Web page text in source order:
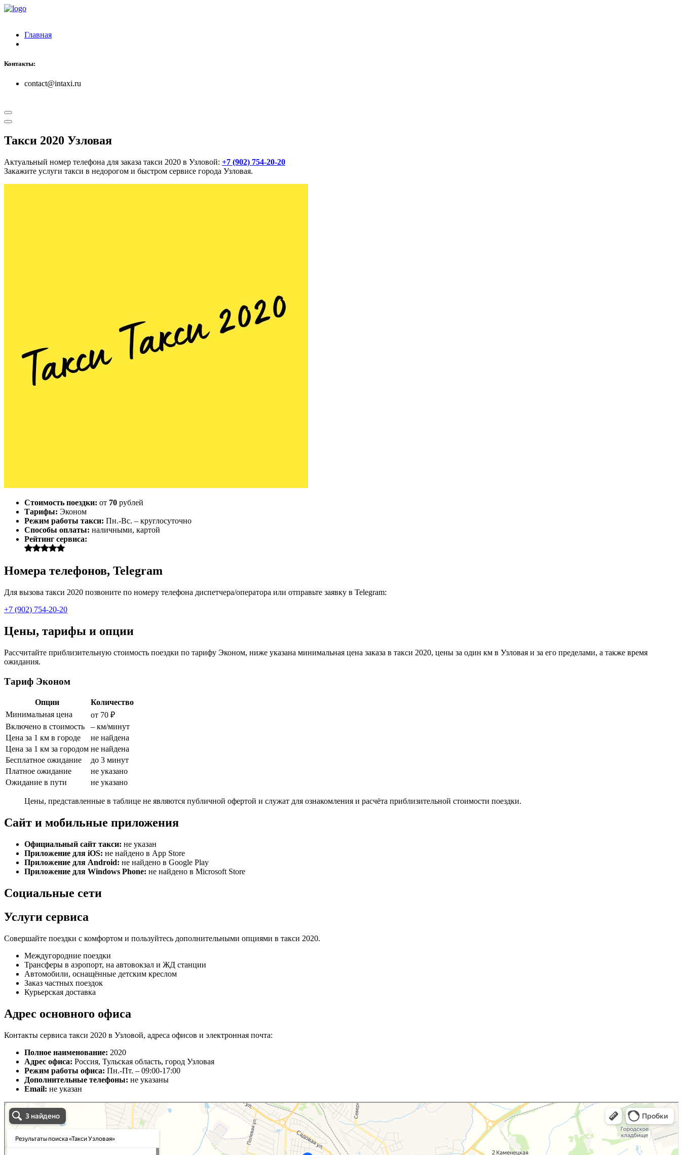
Главная
Контакты:
contact@intaxi.ru
Такси 2020 Узловая
Актуальный номер телефона для заказа такси 2020 в Узловой: +7 (902) 754-20-20
Закажите услуги такси в недорогом и быстром сервисе города Узловая.
Стоимость поездки: от 70 рублей
Тарифы: Эконом
Режим работы такси: Пн.-Вс. – круглосуточно
Способы оплаты: наличными, картой
Рейтинг сервиса:
Номера телефонов, Telegram
Для вызова такси 2020 позвоните по номеру телефона диспетчера/оператора или отправьте заявку в Telegram:
+7 (902) 754-20-20
Цены, тарифы и опции
Рассчитайте приблизительную стоимость поездки по тарифу Эконом, ниже указана минимальная цена заказа в такси 2020, цены за один км в Узловая и за его пределами, а также время
ожидания.
Тариф Эконом
Опции
Количество
Минимальная цена
от 70 ₽
Включено в стоимость
– км/минут
Цена за 1 км в городе
не найдена
Цена за 1 км за городом не найдена
Бесплатное ожидание
до 3 минут
Платное ожидание
не указано
Ожидание в пути
не указано
Цены, представленные в таблице не являются публичной офертой и служат для ознакомления и расчёта приблизительной стоимости поездки.
Сайт и мобильные приложения
Официальный сайт такси: не указан
Приложение для iOS: не найдено в App Store
Приложение для Android: не найдено в Google Play
Приложение для Windows Phone: не найдено в Microsoft Store
Социальные сети
Услуги сервиса
Совершайте поездки с комфортом и пользуйтесь дополнительными опциями в такси 2020.
Междугородние поездки
Трансферы в аэропорт, на автовокзал и ЖД станции
Автомобили, оснащённые детским креслом
Заказ частных поездок
Курьерская доставка
Адрес основного офиса
Контакты сервиса такси 2020 в Узловой, адреса офисов и электронная почта:
Полное наименование: 2020
Адрес офиса: Россия, Тульская область, город Узловая
Режим работы офиса: Пн.-Пт. – 09:00-17:00
Дополнительные телефоны: не указаны
Email: не указан